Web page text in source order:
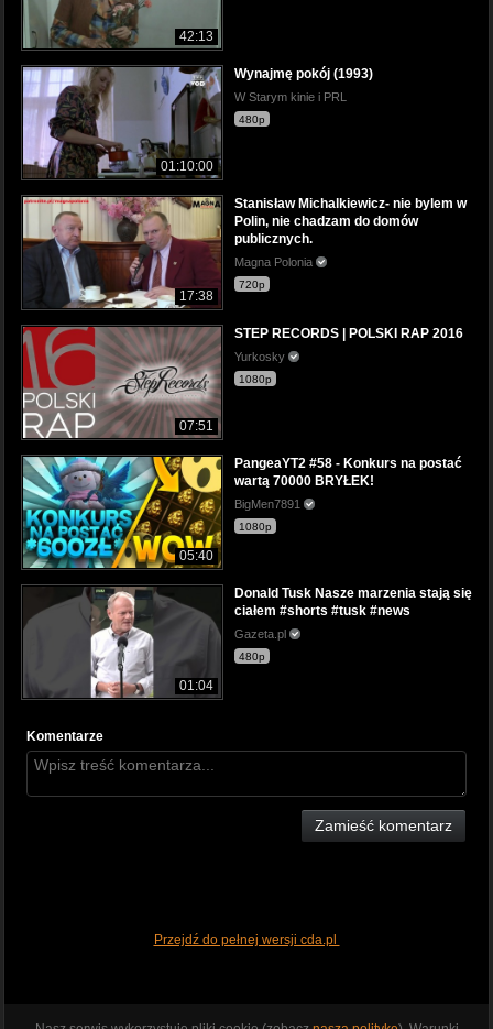
42:13
01:10:00
Wynajmę pokój (1993)
W Starym kinie i PRL
480p
17:38
Stanisław Michalkiewicz- nie bylem w
Polin, nie chadzam do domów
publicznych.
Magna Polonia
720p
07:51
STEP RECORDS | POLSKI RAP 2016
Yurkosky
1080p
05:40
PangeaYT2 #58 - Konkurs na postać
wartą 70000 BRYŁEK!
BigMen7891
1080p
01:04
Donald Tusk Nasze marzenia stają się
ciałem #shorts #tusk #news
Gazeta.pl
480p
Komentarze
Zamieść komentarz
Przejdź do pełnej wersji cda.pl